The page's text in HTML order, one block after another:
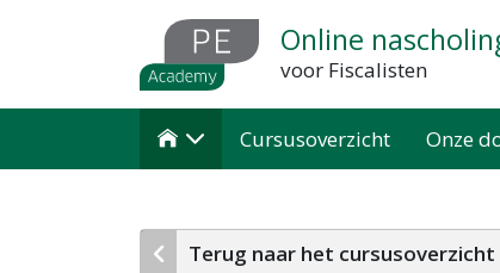
Online
voor Fiscalisten
 Cursusoverzicht Onze
Terug naar het cursusoverzicht